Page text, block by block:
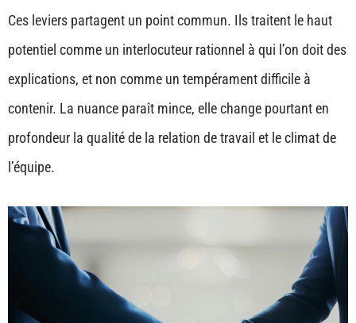
Ces leviers partagent un point commun. Ils traitent le haut
potentiel comme un interlocuteur rationnel à qui l’on doit des
explications, et non comme un tempérament difficile à
contenir. La nuance paraît mince, elle change pourtant en
profondeur la qualité de la relation de travail et le climat de
l’équipe.